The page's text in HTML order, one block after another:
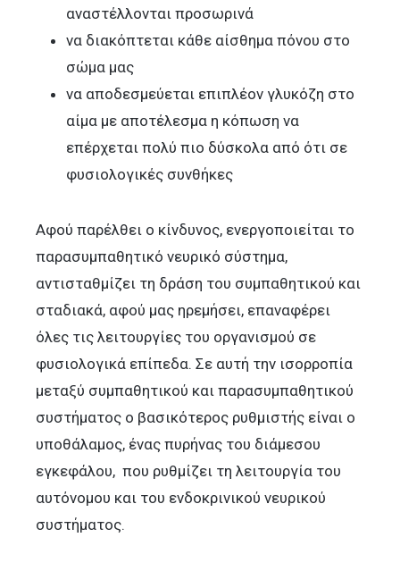
αναστέλλονται προσωρινά
να διακόπτεται κάθε αίσθημα πόνου στο
σώμα μας
να αποδεσμεύεται επιπλέον γλυκόζη στο
αίμα με αποτέλεσμα η κόπωση να
επέρχεται πολύ πιο δύσκολα από ότι σε
φυσιολογικές συνθήκες
Αφού παρέλθει ο κίνδυνος, ενεργοποιείται το
παρασυμπαθητικό νευρικό σύστημα,
αντισταθμίζει τη δράση του συμπαθητικού και
σταδιακά, αφού μας ηρεμήσει, επαναφέρει
όλες τις λειτουργίες του οργανισμού σε
φυσιολογικά επίπεδα. Σε αυτή την ισορροπία
μεταξύ συμπαθητικού και παρασυμπαθητικού
συστήματος ο βασικότερος ρυθμιστής είναι ο
υποθάλαμος, ένας πυρήνας του διάμεσου
εγκεφάλου, που ρυθμίζει τη λειτουργία του
αυτόνομου και του ενδοκρινικού νευρικού
συστήματος.